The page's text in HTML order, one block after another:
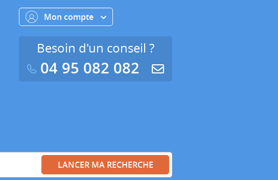
Mon compte
Besoin d'un conseil ?
04 95 082 082